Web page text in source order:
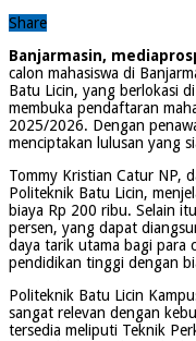
Share
Banjarmasin,
calon mahasiswa di
Batu Licin, yang berlokasi
membuka pendaftaran
2025/2026. Dengan
menciptakan lulusan yang
Tommy Kristian Catur NP,
Politeknik Batu Licin,
biaya Rp 200 ribu. Selain
persen, yang dapat
daya tarik utama bagi para
pendidikan tinggi dengan
Politeknik Batu Licin
sangat relevan dengan
tersedia meliputi Teknik